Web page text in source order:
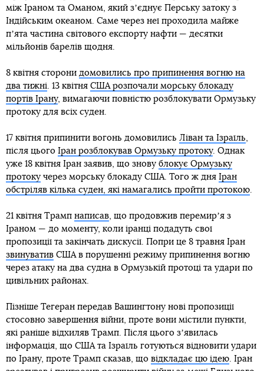
між Іраном та Оманом, який зʼєднує Перську затоку з
Індійським океаном. Саме через неї проходила майже
пʼята частина світового експорту нафти — десятки
мільйонів барелів щодня.
8 квітня сторони домовились про припинення вогню на
два тижні . 13 квітня США розпочали морську блокаду
портів Ірану, вимагаючи повністю розблокувати Ормузьку
протоку для всіх суден.
17 квітня припинити вогонь домовились Ліван та Ізраїль
після цього Іран розблокував Ормузьку протоку. Однак
уже 18 квітня Іран заявив, що знову блокує Ормузьку
протоку через морську блокаду США. Того ж дня Іран
обстріляв кілька суден, які намагались пройти протокою
21 квітня Трамп написав , що продовжив перемирʼя з
Іраном — до моменту, коли іранці подадуть свої
пропозиції та закінчать дискусії. Попри це 8 травня Іран
звинуватив США в порушенні режиму припинення вогню
через атаку на два судна в Ормузькій протоці та удари по
цивільних районах.
Пізніше Тегеран передав Вашингтону нові пропозиції
стосовно завершення війни, проте вони містили пункти,
які раніше відхиляв Трамп. Після цього зʼявилась
інформація, що США та Ізраїль готуються відновити удари
по Ірану, проте Трамп сказав, що відкладає цю ідею . Іран